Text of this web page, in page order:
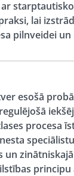
lai
pilnveidei un
esošā
procesa
un
principu